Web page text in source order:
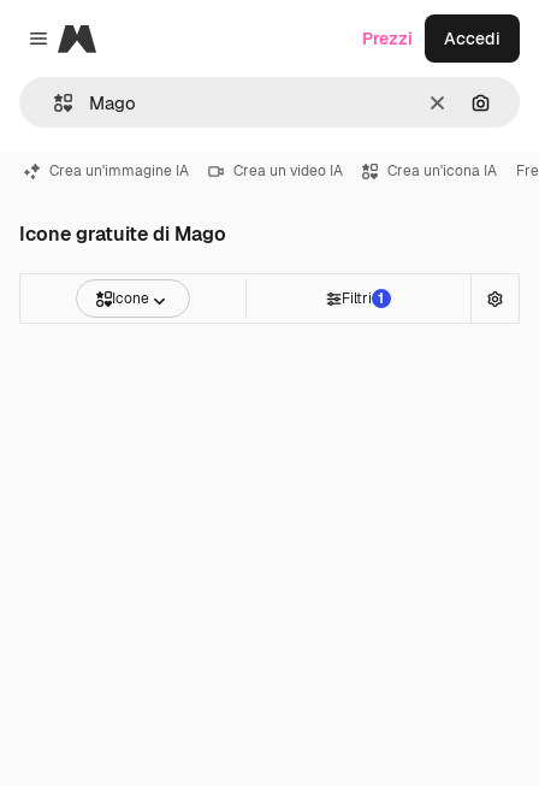
Close menu
Magnific
CancellaCerca
Prezzi Accedi
Crea un'immagine IA Crea un video IA Crea un'icona IA
Icone gratuite di Mago
Icone Filtri 1